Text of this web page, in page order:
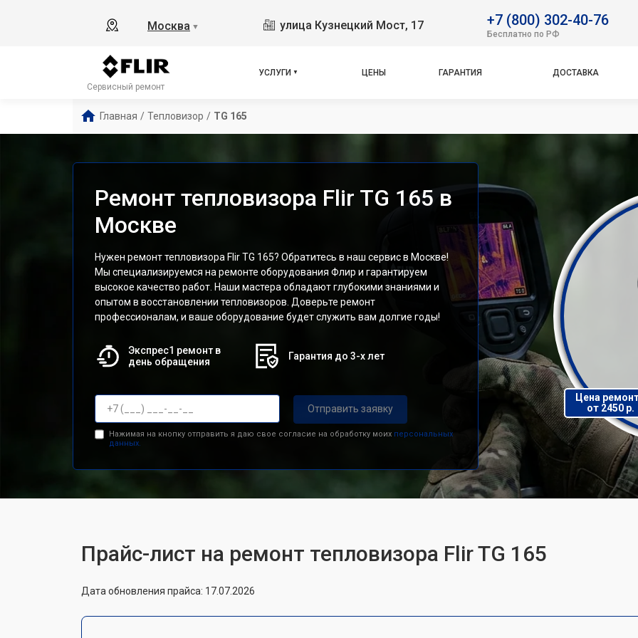
Москва ▼ улица Кузнецкий Мост, 17 +7 (800) 302-40-76
Бесплатно по РФ
Сервисный ремонт
УСЛУГИ ЦЕНЫ ГАРАНТИЯ ДОСТАВКА
Главная / Тепловизор / TG 165
Ремонт тепловизора Flir TG 165 в
Москве
Нужен ремонт тепловизора Flir TG 165? Обратитесь в наш сервис в Москве!
Мы специализируемся на ремонте оборудования Флир и гарантируем
высокое качество работ. Наши мастера обладают глубокими знаниями и
опытом в восстановлении тепловизоров. Доверьте ремонт
профессионалам, и ваше оборудование будет служить вам долгие годы!
Экспрес1 ремонт в
день обращения
Гарантия до 3-х лет
Отправить заявку
Нажимая на кнопку отправить я даю свое согласие на обработку моих персональных
данных.
Цена
от 2450 р.
Прайс-лист на ремонт тепловизора Flir TG 165
Дата обновления прайса: 17.07.2026